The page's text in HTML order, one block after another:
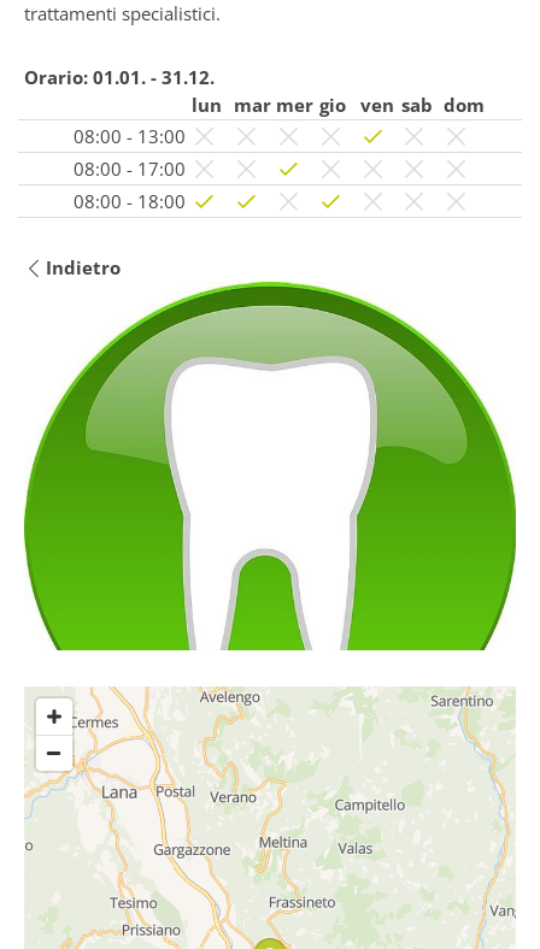
trattamenti specialistici.
Orario: 01.01. - 31.12.
lun mar mer gio ven sab dom
08:00 - 13:00
08:00 - 17:00
08:00 - 18:00
Indietro